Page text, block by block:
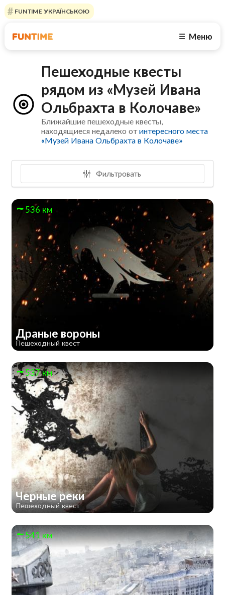
FUNTIME УКРАЇНСЬКОЮ
☰ Меню
Пешеходные квесты
рядом из «Музей Ивана
Ольбрахта в Колочаве»
Ближайшие пешеходные квесты,
находящиеся недалеко отинтересного места
«Музей Ивана Ольбрахта в Колочаве»
Фильтровать
536 км
Драные вороны
Пешеходный квест
537 км
Черные реки
Пешеходный квест
541 км